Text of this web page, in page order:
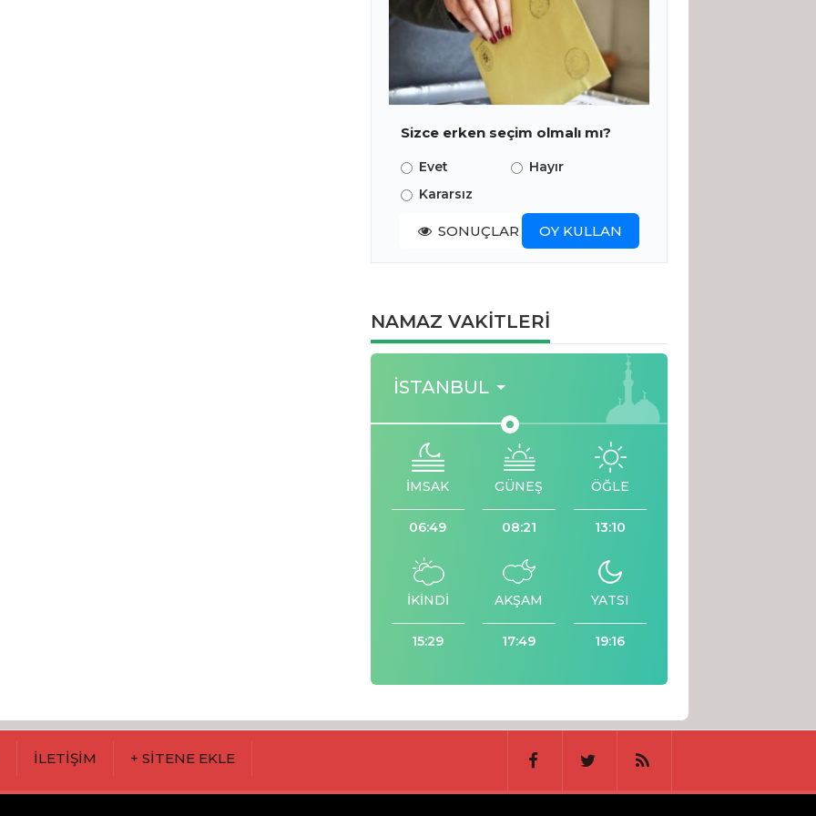
Sizce erken seçim olmalı mı?
Evet
Hayır
Kararsız
SONUÇLAR OY KULLAN
NAMAZ VAKİTLERİ
İSTANBUL
İMSAK
06:49
GÜNEŞ
08:21
ÖĞLE
13:10
İKİNDİ
15:29
AKŞAM
17:49
YATSI
19:16
İLETİŞİM + SİTENE EKLE